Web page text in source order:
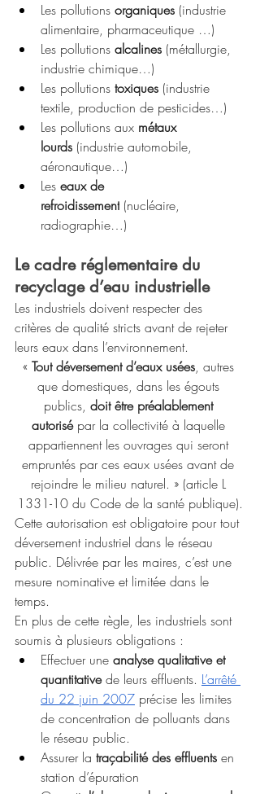
Les pollutions organiques (industrie
alimentaire, pharmaceutique …)
Les pollutions alcalines (métallurgie,
industrie chimique…)
Les pollutions toxiques (industrie
textile, production de pesticides…)
Les pollutions aux métaux
lourds (industrie automobile,
aéronautique…)
Les eaux de
refroidissement (nucléaire,
radiographie…)
Le cadre réglementaire du
recyclage d’eau industrielle
Les industriels doivent respecter des
critères de qualité stricts avant de rejeter
leurs eaux dans l’environnement.
« Tout déversement d’eaux usées, autres
que domestiques, dans les égouts
publics, doit être préalablement
autorisé par la collectivité à laquelle
appartiennent les ouvrages qui seront
empruntés par ces eaux usées avant de
rejoindre le milieu naturel. » (article L
1331-10 du Code de la santé publique).
Cette autorisation est obligatoire pour tout
déversement industriel dans le réseau
public. Délivrée par les maires, c’est une
mesure nominative et limitée dans le
temps.
En plus de cette règle, les industriels sont
soumis à plusieurs obligations :
Effectuer une analyse qualitative et
quantitative de leurs effluents. L’arrêté
du 22 juin 2007 précise les limites
de concentration de polluants dans
le réseau public.
Assurer la traçabilité des effluents en
station d’épuration